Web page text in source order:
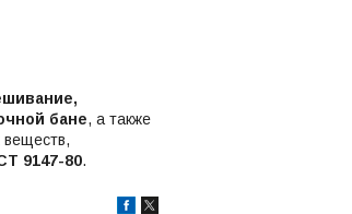
бане, а также
веществ,
9147-80.